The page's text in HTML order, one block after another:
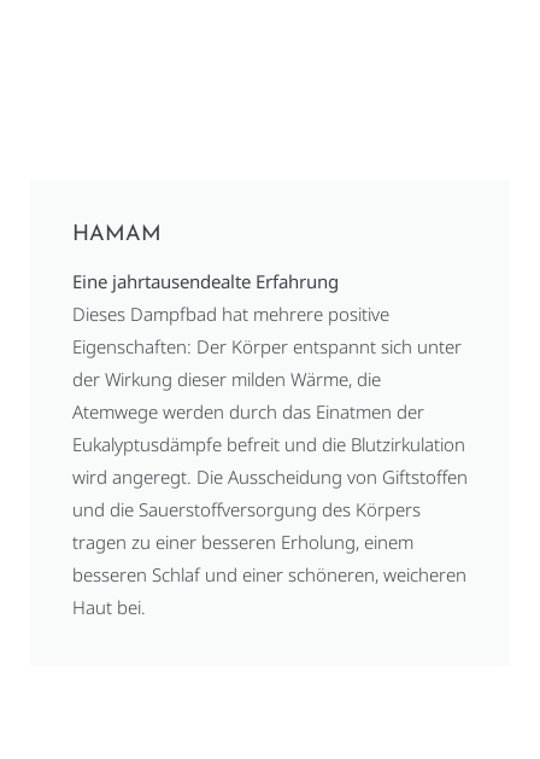
HAMAM
Eine jahrtausendealte Erfahrung
Dieses Dampfbad hat mehrere positive
Eigenschaften: Der Körper entspannt sich unter
der Wirkung dieser milden Wärme, die
Atemwege werden durch das Einatmen der
Eukalyptusdämpfe befreit und die Blutzirkulation
wird angeregt. Die Ausscheidung von Giftstoffen
und die Sauerstoffversorgung des Körpers
tragen zu einer besseren Erholung, einem
besseren Schlaf und einer schöneren, weicheren
Haut bei.